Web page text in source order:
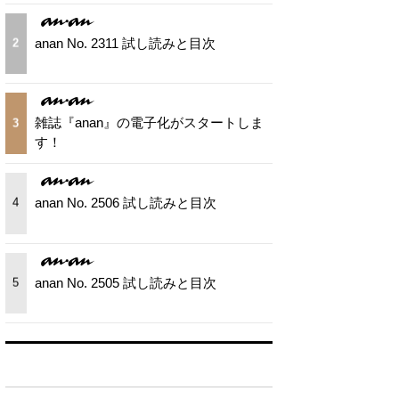
2 anan No. 2311 試し読みと目次
3
雑誌『anan』の電子化がスタートしま
す！
4 anan No. 2506 試し読みと目次
5 anan No. 2505 試し読みと目次